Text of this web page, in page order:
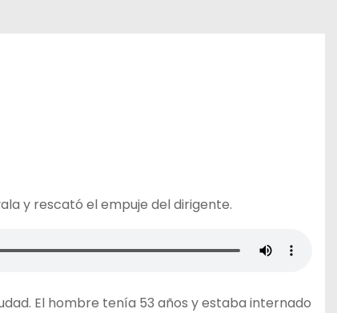
y rescató el empuje del dirigente.
El hombre tenía 53 años y estaba internado